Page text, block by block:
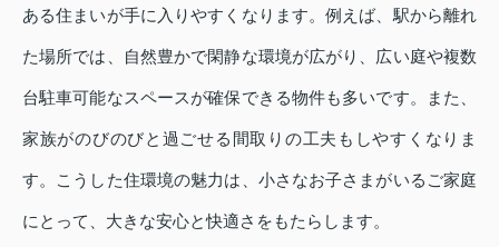
ある住まいが手に入りやすくなります。例えば、駅から離れ
た場所では、自然豊かで閑静な環境が広がり、広い庭や複数
台駐車可能なスペースが確保できる物件も多いです。また、
家族がのびのびと過ごせる間取りの工夫もしやすくなりま
す。こうした住環境の魅力は、小さなお子さまがいるご家庭
にとって、大きな安心と快適さをもたらします。